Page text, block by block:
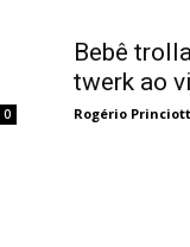
0
Bebê
twerk ao
Rogério